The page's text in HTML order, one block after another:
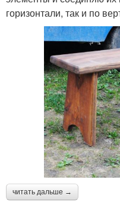
горизонтали, так и по
читать дальше →